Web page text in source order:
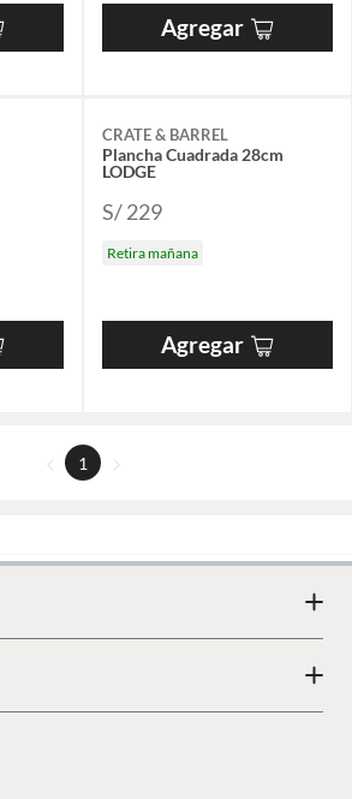
Agregar
CRATE & BARREL
Plancha Cuadrada 28cm
LODGE
S/ 229
Retira mañana
Agregar
1